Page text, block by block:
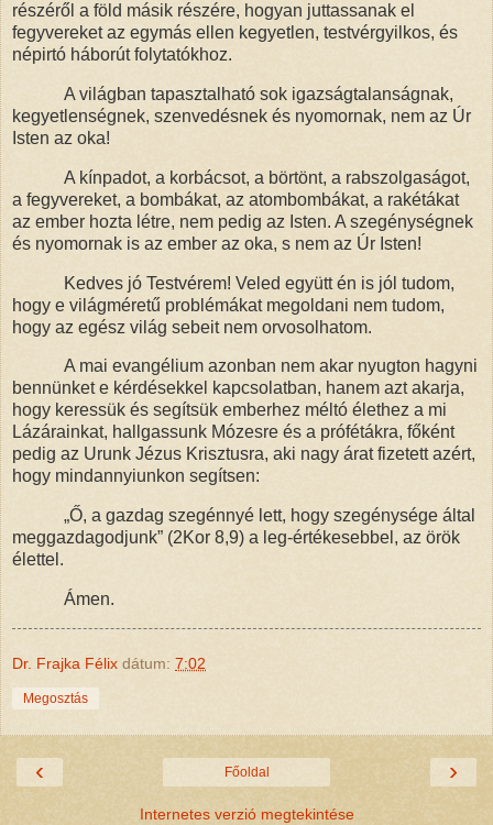
részéről a föld másik részére, hogyan juttassanak el
fegyvereket az egymás ellen kegyetlen, testvérgyilkos, és
népirtó háborút folytatókhoz.
A világban tapasztalható sok igazságtalanságnak,
kegyetlenségnek, szenvedésnek és nyomornak, nem az Úr
Isten az oka!
A kínpadot, a korbácsot, a börtönt, a rabszolgaságot,
a fegyvereket, a bombákat, az atombombákat, a rakétákat
az ember hozta létre, nem pedig az Isten. A szegénységnek
és nyomornak is az ember az oka, s nem az Úr Isten!
Kedves jó Testvérem! Veled együtt én is jól tudom,
hogy e világméretű problémákat megoldani nem tudom,
hogy az egész világ sebeit nem orvosolhatom.
A mai evangélium azonban nem akar nyugton hagyni
bennünket e kérdésekkel kapcsolatban, hanem azt akarja,
hogy keressük és segítsük emberhez méltó élethez a mi
Lázárainkat, hallgassunk Mózesre és a prófétákra, főként
pedig az Urunk Jézus Krisztusra, aki nagy árat fizetett azért,
hogy mindannyiunkon segítsen:
„Ő, a gazdag szegénnyé lett, hogy szegénysége által
meggazdagodjunk” (2Kor 8,9) a leg-értékesebbel, az örök
élettel.
Ámen.
Dr. Frajka Félix dátum: 7:02
Megosztás
‹ ›
Főoldal
Internetes verzió megtekintése